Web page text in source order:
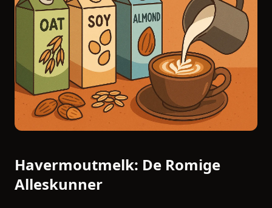
Havermoutmelk: De Romige
Alleskunner